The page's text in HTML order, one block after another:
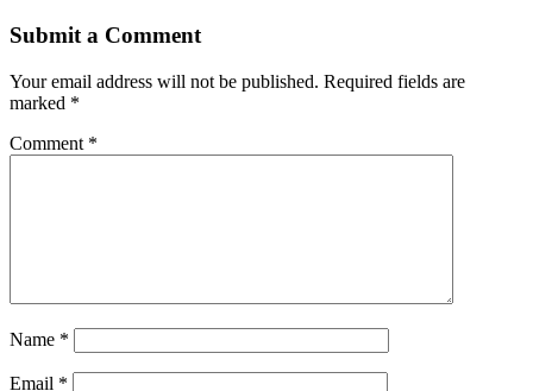
Submit a Comment
Your email address will not be published. Required fields are
marked *
Comment *
Name *
Email *